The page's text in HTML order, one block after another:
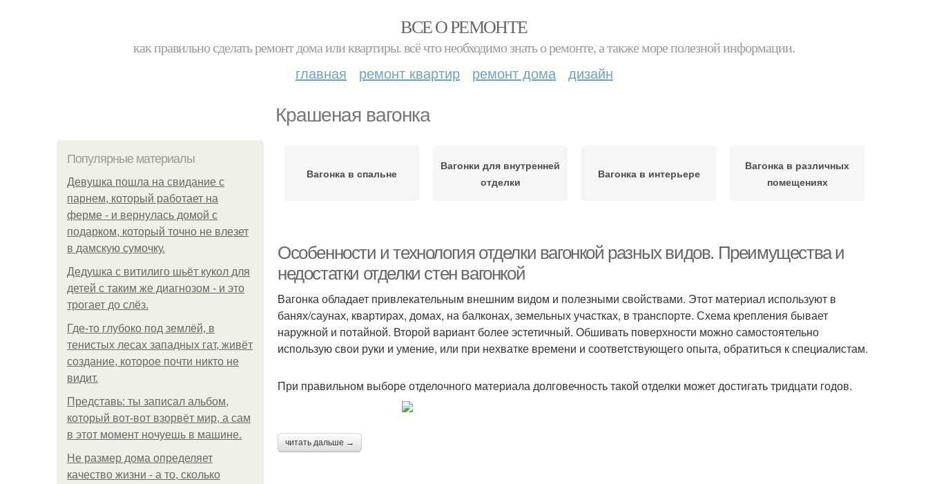
ВСЕ О РЕМОНТЕ
как правильно сделать ремонт дома или квартиры. всё что необходимо знать о ремонте, а также море полезной информации.
главная ремонт квартир ремонт дома дизайн
Крашеная вагонка
Популярные материалы
Девушка пошла на свидание с
парнем, который работает на
ферме - и вернулась домой с
подарком, который точно не влезет
в дамскую сумочку.
Дедушка с витилиго шьёт кукол для
детей с таким же диагнозом - и это
трогает до слёз.
Где-то глубоко под землёй, в
тенистых лесах западных гат, живёт
создание, которое почти никто не
видит.
Представь: ты записал альбом,
который вот-вот взорвёт мир, а сам
в этот момент ночуешь в машине.
Не размер дома определяет
качество жизни - а то, сколько
Вагонка в спальне
Вагонки для внутренней
отделки
Вагонка в интерьере
Вагонка в различных
помещениях
Особенности и технология отделки вагонкой разных видов. Преимущества и
недостатки отделки стен вагонкой
Вагонка обладает привлекательным внешним видом и полезными свойствами. Этот материал используют в
банях/саунах, квартирах, домах, на балконах, земельных участках, в транспорте. Схема крепления бывает
наружной и потайной. Второй вариант более эстетичный. Обшивать поверхности можно самостоятельно
использую свои руки и умение, или при нехватке времени и соответствующего опыта, обратиться к специалистам.
При правильном выборе отделочного материала долговечность такой отделки может достигать тридцати годов.
читать дальше →